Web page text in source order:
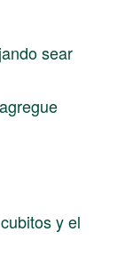
sear
y el